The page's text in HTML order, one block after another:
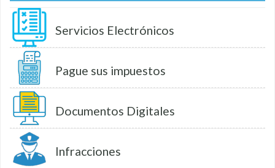
Servicios Electrónicos
Pague sus impuestos
Documentos Digitales
Infracciones